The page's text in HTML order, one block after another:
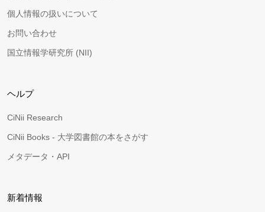
個人情報の扱いについて
お問い合わせ
国立情報学研究所 (NII)
ヘルプ
CiNii Research
CiNii Books - 大学図書館の本をさがす
メタデータ・API
新着情報